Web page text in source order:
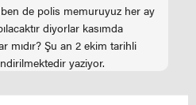
de polis memuruyuz her ay
diyorlar kasımda
mıdır? Şu an 2 ekim tarihli
yaziyor.